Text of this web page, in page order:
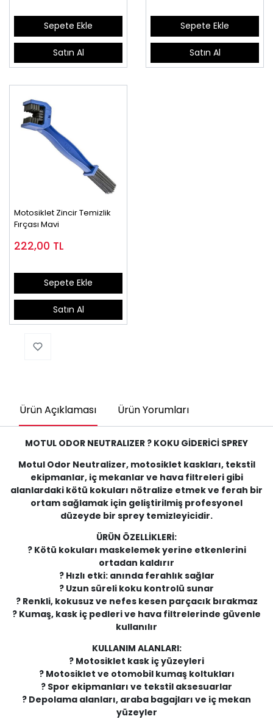
Sepete Ekle
Satın Al
Sepete Ekle
Satın Al
Motosiklet Zincir Temizlik
Fırçası Mavi
222,00 TL
Sepete Ekle
Satın Al
Ürün Açıklaması Ürün Yorumları
MOTUL ODOR NEUTRALIZER ? KOKU GİDERİCİ SPREY
Motul Odor Neutralizer, motosiklet kaskları, tekstil
ekipmanlar, iç mekanlar ve hava filtreleri gibi
alanlardaki kötü kokuları nötralize etmek ve ferah bir
ortam sağlamak için geliştirilmiş profesyonel
düzeyde bir sprey temizleyicidir.
ÜRÜN ÖZELLİKLERİ:
? Kötü kokuları maskelemek yerine etkenlerini
ortadan kaldırır
? Hızlı etki: anında ferahlık sağlar
? Uzun süreli koku kontrolü sunar
? Renkli, kokusuz ve nefes kesen parçacık bırakmaz
? Kumaş, kask iç pedleri ve hava filtrelerinde güvenle
kullanılır
KULLANIM ALANLARI:
? Motosiklet kask iç yüzeyleri
? Motosiklet ve otomobil kumaş koltukları
? Spor ekipmanları ve tekstil aksesuarlar
? Depolama alanları, araba bagajları ve iç mekan
yüzeyler